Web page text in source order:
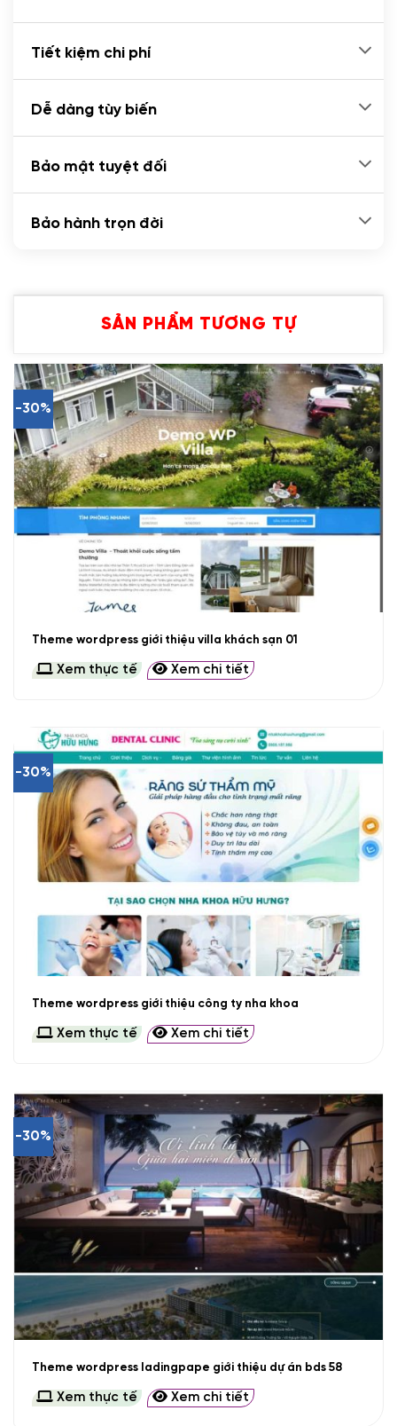
Tiết kiệm chi phí
Dễ dàng tùy biến
Bảo mật tuyệt đối
Bảo hành trọn đời
SẢN PHẨM TƯƠNG TỰ
-30%
Theme wordpress giới thiệu villa khách sạn 01
Xem thực tế Xem chi tiết
-30%
Theme wordpress giới thiệu công ty nha khoa
Xem thực tế Xem chi tiết
-30%
Theme wordpress ladingpape giới thiệu dự án bds 58
Xem thực tế Xem chi tiết